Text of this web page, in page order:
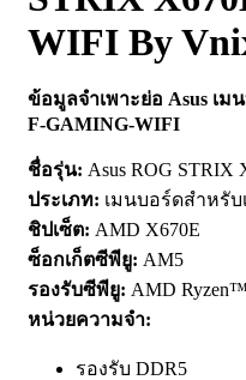
WIFI By
ข้อมูลจำเพาะย่อ Asus เม
F-GAMING-WIFI
ชื่อรุ่น: Asus ROG STRIX
ประเภท: เมนบอร์ดสำหรับ
ชิปเซ็ต: AMD X670E
ซ็อกเก็ตซีพียู: AM5
รองรับซีพียู: AMD Ryzen™
หน่วยความจำ:
รองรับ DDR5